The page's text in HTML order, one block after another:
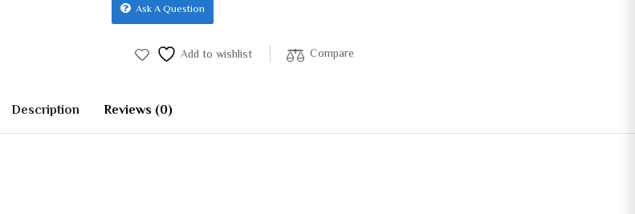
Ask A Question
Add to wishlist Compare
Description Reviews (0)